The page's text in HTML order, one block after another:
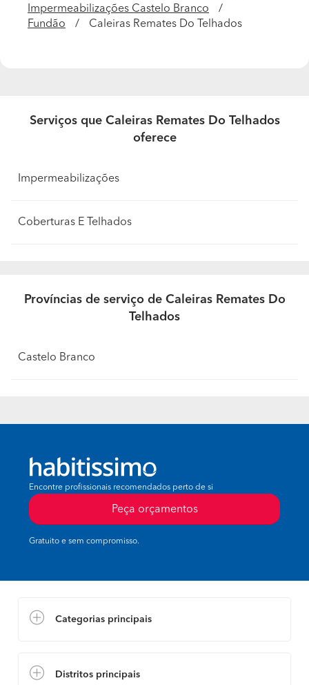
Impermeabilizações Castelo Branco
Fundão
Caleiras Remates Do Telhados
Serviços que Caleiras Remates Do Telhados
oferece
Impermeabilizações
Coberturas E Telhados
Províncias de serviço de Caleiras Remates Do
Telhados
Castelo Branco
Encontre profissionais recomendados perto de si
Peça orçamentos
Gratuito e sem compromisso.
Categorias principais
Distritos principais